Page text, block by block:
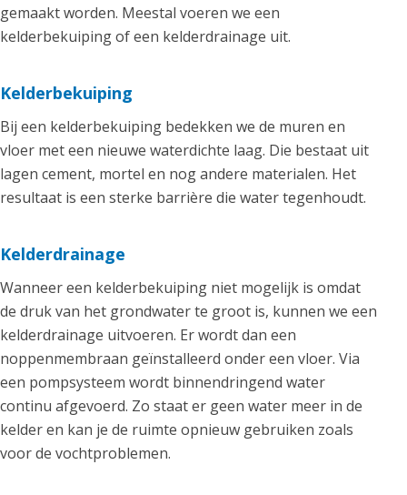
gemaakt worden. Meestal voeren we een
kelderbekuiping of een kelderdrainage uit.
Kelderbekuiping
Bij een kelderbekuiping bedekken we de muren en
vloer met een nieuwe waterdichte laag. Die bestaat uit
lagen cement, mortel en nog andere materialen. Het
resultaat is een sterke barrière die water tegenhoudt.
Kelderdrainage
Wanneer een kelderbekuiping niet mogelijk is omdat
de druk van het grondwater te groot is, kunnen we een
kelderdrainage uitvoeren. Er wordt dan een
noppenmembraan geïnstalleerd onder een vloer. Via
een pompsysteem wordt binnendringend water
continu afgevoerd. Zo staat er geen water meer in de
kelder en kan je de ruimte opnieuw gebruiken zoals
voor de vochtproblemen.